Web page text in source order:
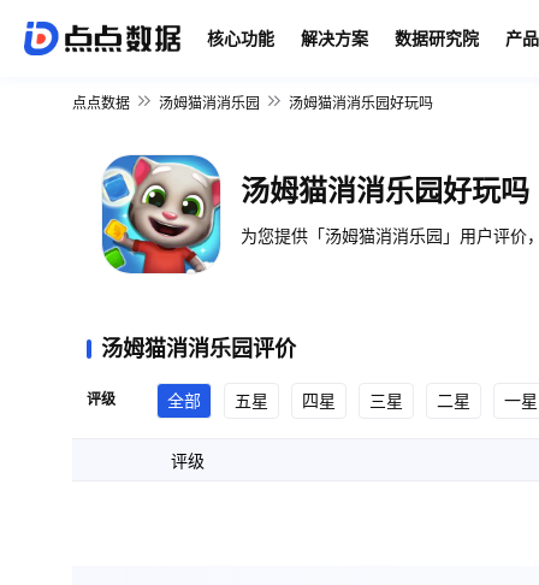
核心功能 解决方案 数据研究院 产
点点数据 汤姆猫消消乐园 汤姆猫消消乐园好玩吗
汤姆猫消消乐园好玩吗
为您提供「汤姆猫消消乐园」用户评价
汤姆猫消消乐园评价
评级 全部 五星 四星 三星 二星 一星
评级